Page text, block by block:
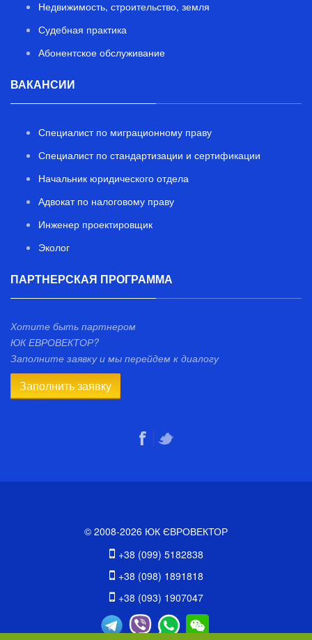
Недвижимость, строительство, земля
Судебная практика
Абонентское обслуживание
ВАКАНСИИ
Специалист по миграционному праву
Специалист по стандартизации и сертификации
Начальник юридического отдела
Адвокат по налоговому праву
Инженер проектировщик
Эколог
ПАРТНЕРСКАЯ ПРОГРАММА
Хотите быть партнером
ЮК ЕВРОВЕКТОР?
Заполните заявку и мы перейдем к диалогу
Заполнить заявку
© 2008-2026 ЮК ЄВРОВЕКТОР
+38 (099) 5182838
+38 (098) 1891818
+38 (093) 1907047